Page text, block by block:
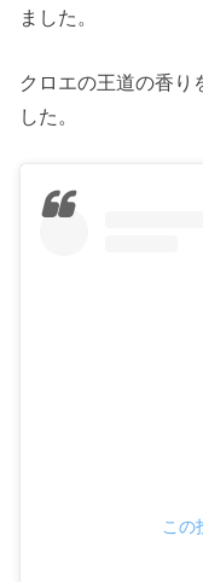
ました。
クロエの王道の香り
した。
この